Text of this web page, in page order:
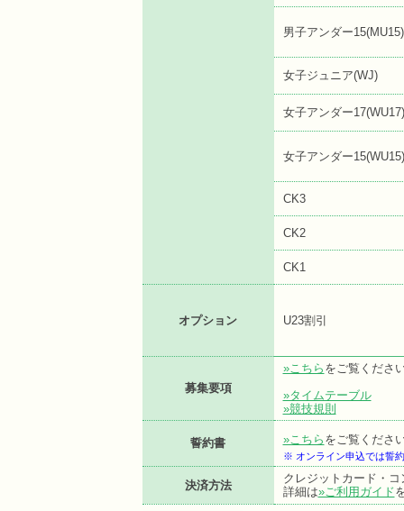
男子アンダー15(MU15)
女子ジュニア(WJ)
女子アンダー17(WU17)
女子アンダー15(WU15)
CK3
CK2
CK1
オプション U23割引
募集要項
»こちら をご覧くださ
»タイムテーブル
»競技規則
誓約書 »こちら をご覧くださ
※ オンライン申込では誓
決済方法
クレジットカード・
詳細は»ご利用ガイド